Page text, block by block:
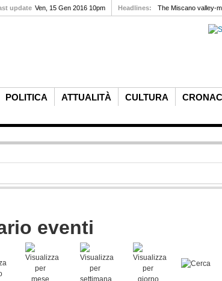
POLITICA ATTUALITÀ CULTURA
update Ven, 15 Gen 2016 10pm Headlines: The Miscano valley-
eventi